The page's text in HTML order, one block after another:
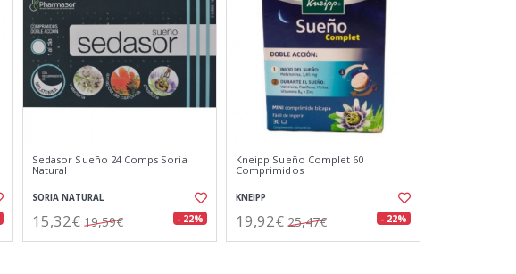
Sedasor Sueño 24 Comps Soria
Natural
SORIA NATURAL
15,32€ 19,59€ - 22%
Kneipp Sueño Complet 60
Comprimidos
KNEIPP
19,92€ 25,47€ - 22%